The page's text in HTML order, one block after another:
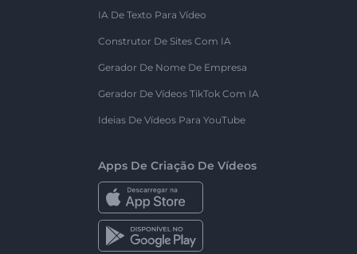
IA De Texto Para Vídeo
Construtor De Sites Com IA
Gerador De Nome De Empresa
Gerador De Vídeos TikTok Com IA
Ideias De Vídeos Para YouTube
Apps De Criação De Vídeos